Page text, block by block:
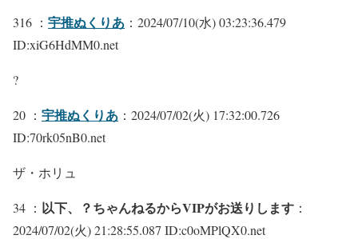
316 ： 宇推ぬくりあ ：2024/07/10(水) 03:23:36.479
ID:xiG6HdMM0.net
?
20 ： 宇推ぬくりあ ：2024/07/02(火) 17:32:00.726
ID:70rk05nB0.net
ザ・ホリュ
34 ： 以下、？ちゃんねるからVIPがお送りします ：
2024/07/02(火) 21:28:55.087 ID:c0oMPlQX0.net